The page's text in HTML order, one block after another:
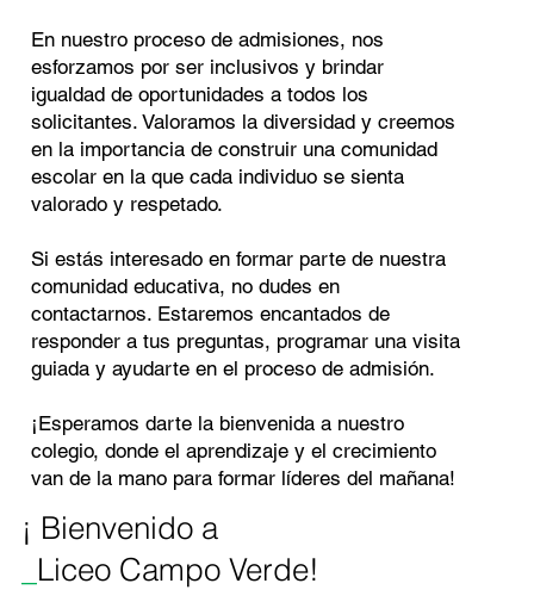
En nuestro proceso de admisiones, nos
esforzamos por ser inclusivos y brindar
igualdad de oportunidades a todos los
solicitantes. Valoramos la diversidad y creemos
en la importancia de construir una comunidad
escolar en la que cada individuo se sienta
valorado y respetado.
Si estás interesado en formar parte de nuestra
comunidad educativa, no dudes en
contactarnos. Estaremos encantados de
responder a tus preguntas, programar una visita
guiada y ayudarte en el proceso de admisión.
¡Esperamos darte la bienvenida a nuestro
colegio, donde el aprendizaje y el crecimiento
van de la mano para formar líderes del mañana!
Liceo Campo Verde!
¡ Bienvenido a